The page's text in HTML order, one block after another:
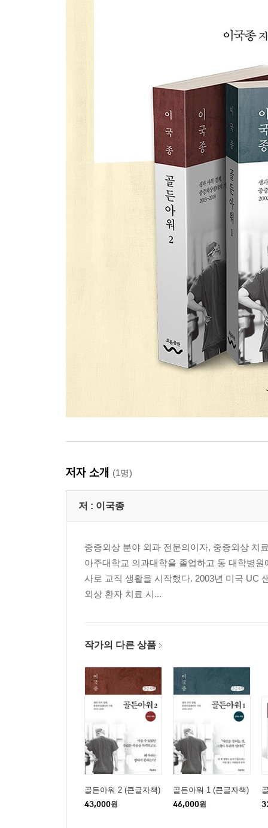
저자 소개 (1명)
저 : 이국종
중증외상 분야 외과 전문의이자, 중증외상 치
아주대학교 의과대학을 졸업하고 동 대학병
사로 교직 생활을 시작했다. 2003년 미국 UC
외상 환자 치료 시...
작가의 다른 상품
골든아워 2 (큰글자책)
43,000원
골든아워 1 (큰글자책)
46,000원